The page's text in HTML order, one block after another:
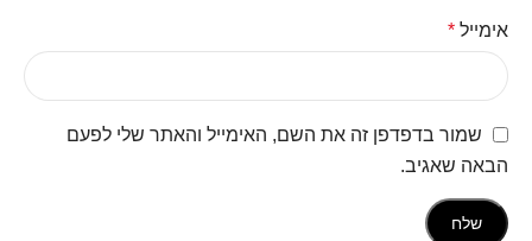
אימייל *
שמור בדפדפן זה את השם, האימייל והאתר שלי לפעם
הבאה שאגיב.